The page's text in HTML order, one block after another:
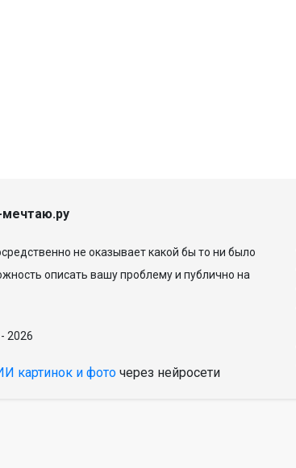
не оказывает какой бы то ни было
описать вашу проблему и публично на
2026
картинок и фото через нейросети